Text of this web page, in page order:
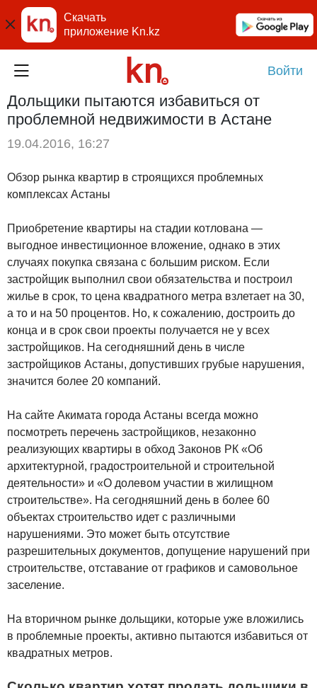
Скачать
приложение Kn.kz
Войти
Дольщики пытаются избавиться от
проблемной недвижимости в Астане
19.04.2016, 16:27
Обзор рынка квартир в строящихся проблемных
комплексах Астаны
Приобретение квартиры на стадии котлована —
выгодное инвестиционное вложение, однако в этих
случаях покупка связана с большим риском. Если
застройщик выполнил свои обязательства и построил
жилье в срок, то цена квадратного метра взлетает на 30,
а то и на 50 процентов. Но, к сожалению, достроить до
конца и в срок свои проекты получается не у всех
застройщиков. На сегодняшний день в числе
застройщиков Астаны, допустивших грубые нарушения,
значится более 20 компаний.
На сайте Акимата города Астаны всегда можно
посмотреть перечень застройщиков, незаконно
реализующих квартиры в обход Законов РК «Об
архитектурной, градостроительной и строительной
деятельности» и «О долевом участии в жилищном
строительстве». На сегодняшний день в более 60
объектах строительство идет с различными
нарушениями. Это может быть отсутствие
разрешительных документов, допущение нарушений при
строительстве, отставание от графиков и самовольное
заселение.
На вторичном рынке дольщики, которые уже вложились
в проблемные проекты, активно пытаются избавиться от
квадратных метров.